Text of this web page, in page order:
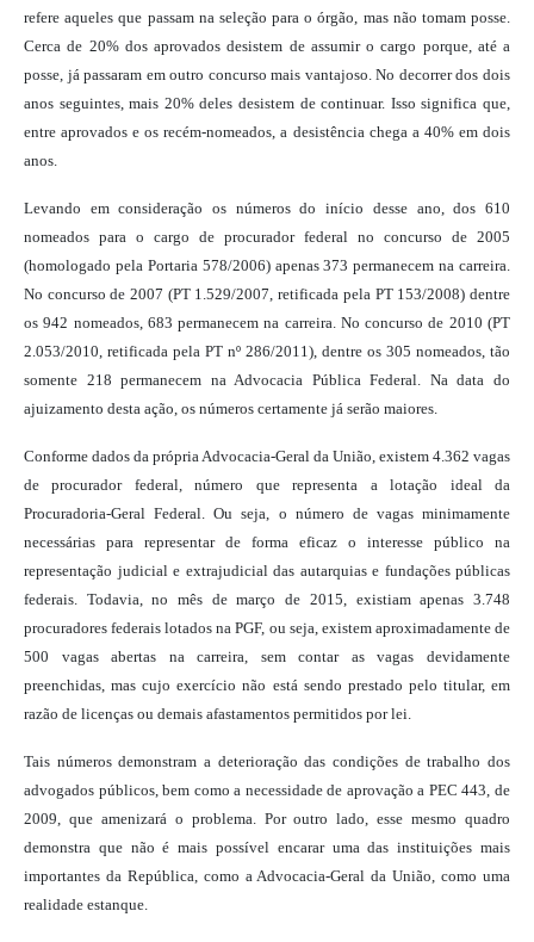
refere aqueles que passam na seleção para o órgão, mas não tomam posse.
Cerca de 20% dos aprovados desistem de assumir o cargo porque, até a
posse, já passaram em outro concurso mais vantajoso. No decorrer dos dois
anos seguintes, mais 20% deles desistem de continuar. Isso significa que,
entre aprovados e os recém-nomeados, a desistência chega a 40% em dois
anos.
Levando em consideração os números do início desse ano, dos 610
nomeados para o cargo de procurador federal no concurso de 2005
(homologado pela Portaria 578/2006) apenas 373 permanecem na carreira.
No concurso de 2007 (PT 1.529/2007, retificada pela PT 153/2008) dentre
os 942 nomeados, 683 permanecem na carreira. No concurso de 2010 (PT
2.053/2010, retificada pela PT nº 286/2011), dentre os 305 nomeados, tão
somente 218 permanecem na Advocacia Pública Federal. Na data do
ajuizamento desta ação, os números certamente já serão maiores.
Conforme dados da própria Advocacia-Geral da União, existem 4.362 vagas
de procurador federal, número que representa a lotação ideal da
Procuradoria-Geral Federal. Ou seja, o número de vagas minimamente
necessárias para representar de forma eficaz o interesse público na
representação judicial e extrajudicial das autarquias e fundações públicas
federais. Todavia, no mês de março de 2015, existiam apenas 3.748
procuradores federais lotados na PGF, ou seja, existem aproximadamente de
500 vagas abertas na carreira, sem contar as vagas devidamente
preenchidas, mas cujo exercício não está sendo prestado pelo titular, em
razão de licenças ou demais afastamentos permitidos por lei.
Tais números demonstram a deterioração das condições de trabalho dos
advogados públicos, bem como a necessidade de aprovação a PEC 443, de
2009, que amenizará o problema. Por outro lado, esse mesmo quadro
demonstra que não é mais possível encarar uma das instituições mais
importantes da República, como a Advocacia-Geral da União, como uma
realidade estanque.